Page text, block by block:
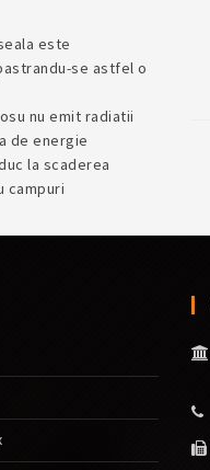
este
se astfel o
nu emit radiatii
de energie
la scaderea
campuri